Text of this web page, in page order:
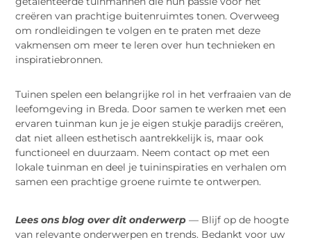
creëren van prachtige buitenruimtes tonen. Overweeg
om rondleidingen te volgen en te praten met deze
vakmensen om meer te leren over hun technieken en
inspiratiebronnen.
Tuinen spelen een belangrijke rol in het verfraaien van de
leefomgeving in Breda. Door samen te werken met een
ervaren tuinman kun je je eigen stukje paradijs creëren,
dat niet alleen esthetisch aantrekkelijk is, maar ook
functioneel en duurzaam. Neem contact op met een
lokale tuinman en deel je tuininspiraties en verhalen om
samen een prachtige groene ruimte te ontwerpen.
Lees ons blog over dit onderwerp— Blijf op de hoogte
van relevante onderwerpen en trends. Bedankt voor uw